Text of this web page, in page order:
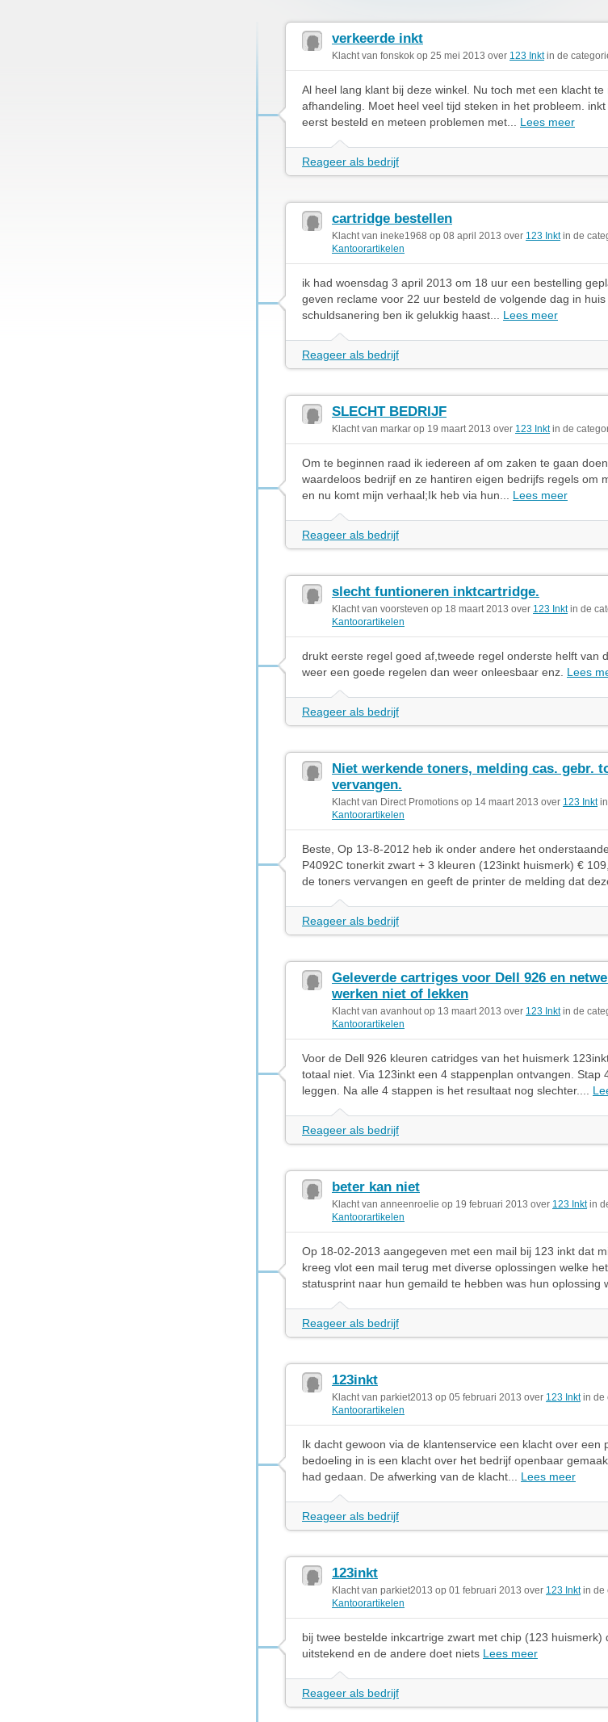
verkeerde inkt
Klacht van fonskok op 25 mei 2013 over 123 Inktin de
Al heel lang klant bij deze winkel. Nu toch met een klacht
afhandeling. Moet heel veel tijd steken in het probleem.
eerst besteld en meteen problemen met... Lees meer
Reageer als bedrijf
cartridge bestellen
Klacht van ineke1968 op 08 april 2013 over 123 Inktin de
Kantoorartikelen
ik had woensdag 3 april 2013 om 18 uur een bestelling
geven reclame voor 22 uur besteld de volgende dag in
schuldsanering ben ik gelukkig haast... Lees meer
Reageer als bedrijf
SLECHT BEDRIJF
Klacht van markar op 19 maart 2013 over 123 Inktin de
Om te beginnen raad ik iedereen af om zaken te gaan
waardeloos bedrijf en ze hantiren eigen bedrijfs regels om
en nu komt mijn verhaal;Ik heb via hun... Lees meer
Reageer als bedrijf
slecht funtioneren inktcartridge.
Klacht van voorsteven op 18 maart 2013 over 123 Inktin de
Kantoorartikelen
drukt eerste regel goed af,tweede regel onderste helft van
weer een goede regelen dan weer onleesbaar enz. Lees
Reageer als bedrijf
Niet werkende toners, melding cas. gebr.
vervangen.
Klacht van Direct Promotions op 14 maart 2013 over 123 Inktin
Kantoorartikelen
Beste, Op 13-8-2012 heb ik onder andere het
P4092C tonerkit zwart + 3 kleuren (123inkt huismerk) €
de toners vervangen en geeft de printer de melding dat
Reageer als bedrijf
Geleverde cartriges voor Dell 926 en
werken niet of lekken
Klacht van avanhout op 13 maart 2013 over 123 Inktin de
Kantoorartikelen
Voor de Dell 926 kleuren catridges van het huismerk
totaal niet. Via 123inkt een 4 stappenplan ontvangen. Stap
leggen. Na alle 4 stappen is het resultaat nog slechter....
Reageer als bedrijf
beter kan niet
Klacht van anneenroelie op 19 februari 2013 over 123 Inktin
Kantoorartikelen
Op 18-02-2013 aangegeven met een mail bij 123 inkt dat
kreeg vlot een mail terug met diverse oplossingen welke
statusprint naar hun gemaild te hebben was hun oplossing
Reageer als bedrijf
123inkt
Klacht van parkiet2013 op 05 februari 2013 over 123 Inktin de
Kantoorartikelen
Ik dacht gewoon via de klantenservice een klacht over een
bedoeling in is een klacht over het bedrijf openbaar
had gedaan. De afwerking van de klacht... Lees meer
Reageer als bedrijf
123inkt
Klacht van parkiet2013 op 01 februari 2013 over 123 Inktin de
Kantoorartikelen
bij twee bestelde inkcartrige zwart met chip (123
uitstekend en de andere doet niets Lees meer
Reageer als bedrijf